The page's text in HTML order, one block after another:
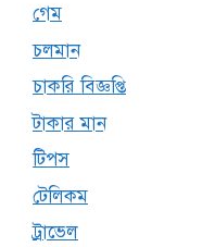
গেম
চলমান
চাকরি বিজ্ঞপ্তি
টাকার মান
টিপস
টেলিকম
ট্রাভেল